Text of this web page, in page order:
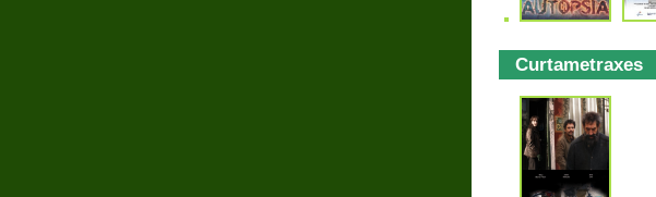
Curtametraxes